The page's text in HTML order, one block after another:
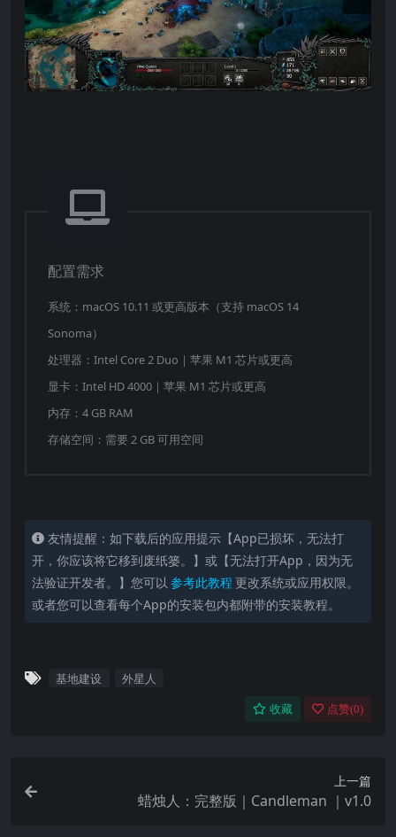
配置需求
系统：macOS 10.11 或更高版本（支持 macOS 14
Sonoma）
处理器：Intel Core 2 Duo｜苹果 M1 芯片或更高
显卡：Intel HD 4000｜苹果 M1 芯片或更高
内存：4 GB RAM
存储空间：需要 2 GB 可用空间
友情提醒：如下载后的应用提示【App已损坏，无法打
开，你应该将它移到废纸篓。】或【无法打开App，因为无
法验证开发者。】您可以 参考此教程 更改系统或应用权限。
或者您可以查看每个App的安装包内都附带的安装教程。
基地建设 外星人
收藏 点赞(0)
上一篇
蜡烛人：完整版｜Candleman ｜v1.0